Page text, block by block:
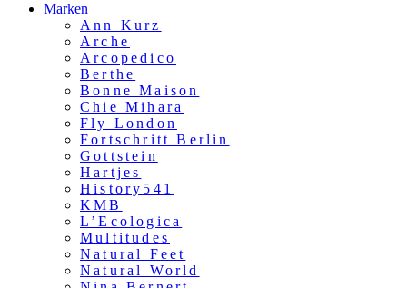
Marken
Ann Kurz
Arche
Arcopedico
Berthe
Bonne Maison
Chie Mihara
Fly London
Fortschritt Berlin
Gottstein
Hartjes
History541
KMB
L’Ecologica
Multitudes
Natural Feet
Natural World